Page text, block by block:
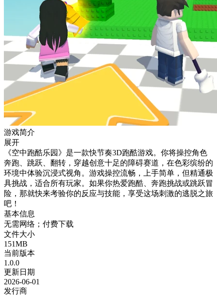
游戏简介
展开
《空中跑酷乐园》是一款快节奏3D跑酷游戏。你将操控角色
奔跑、跳跃、翻转，穿越创意十足的障碍赛道，在色彩缤纷的
环境中体验沉浸式视角。游戏操控流畅，上手简单，但精通极
具挑战，适合所有玩家。如果你热爱跑酷、奔跑挑战或跳跃冒
险，那就快来考验你的反应与技能，享受这场刺激的逃脱之旅
吧！
基本信息
无需网络；付费下载
文件大小
151MB
当前版本
1.0.0
更新日期
2026-06-01
发行商